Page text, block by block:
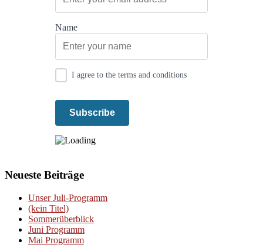
Name
I agree to the terms and conditions
Neueste Beiträge
Unser Juli-Programm
(kein Titel)
Sommerüberblick
Juni Programm
Mai Programm